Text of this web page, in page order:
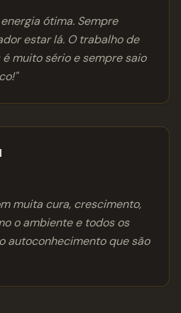
ótima. Sempre
estar lá. O trabalho de
muito sério e sempre saio
"
muita cura, crescimento,
o ambiente e todos os
autoconhecimento que são